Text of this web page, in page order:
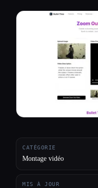
Comparer les outils
CATÉGORIE
Montage vidéo
MIS À JOUR